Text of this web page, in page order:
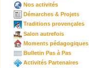
Nos activités
Démarches & Projets
Traditions provençales
Salon autrefois
Moments pédagogiques
Bulletin Pas à Pas
Activités Partenaires